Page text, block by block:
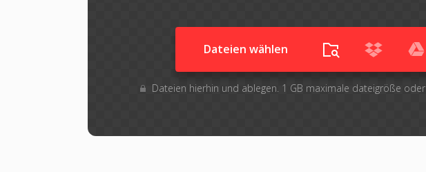
Dateien wählen
Dateien hierhin und ablegen. 1 GB maximale dateigröße oder